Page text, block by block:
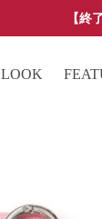
【
LOOK